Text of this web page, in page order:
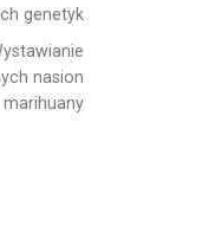
genetyk
nasion
marihuany